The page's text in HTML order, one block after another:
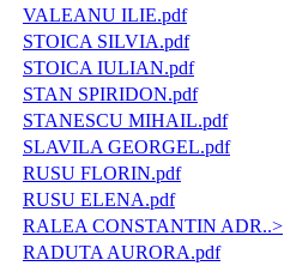
VALEANU ILIE.pdf
STOICA SILVIA.pdf
STOICA IULIAN.pdf
STAN SPIRIDON.pdf
STANESCU MIHAIL.pdf
SLAVILA GEORGEL.pdf
RUSU FLORIN.pdf
RUSU ELENA.pdf
RALEA CONSTANTIN ADR..>
RADUTA AURORA.pdf